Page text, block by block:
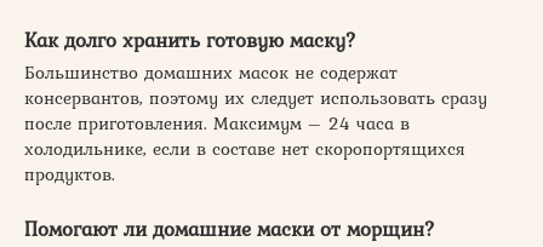
Как долго хранить готовую маску?
Большинство домашних масок не содержат
консервантов, поэтому их следует использовать сразу
после приготовления. Максимум – 24 часа в
холодильнике, если в составе нет скоропортящихся
продуктов.
Помогают ли домашние маски от морщин?